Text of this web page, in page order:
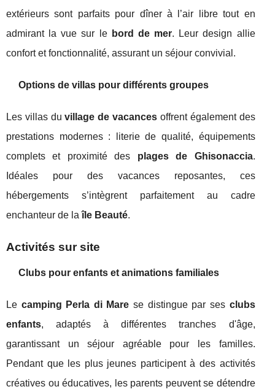
extérieurs sont parfaits pour dîner à l’air libre tout en
admirant la vue sur le bord de mer. Leur design allie
confort et fonctionnalité, assurant un séjour convivial.
Options de villas pour différents groupes
Les villas duvillage de vacances offrent également des
prestations modernes : literie de qualité, équipements
complets et proximité des plages de Ghisonaccia.
Idéales pour des vacances reposantes, ces
hébergements s’intègrent parfaitement au cadre
enchanteur de laîle Beauté.
Activités sur site
Clubs pour enfants et animations familiales
Le camping Perla di Mare se distingue par ses clubs
enfants, adaptés à différentes tranches d'âge,
garantissant un séjour agréable pour les familles.
Pendant que les plus jeunes participent à des activités
créatives ou éducatives, les parents peuvent se détendre